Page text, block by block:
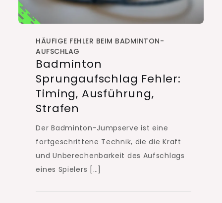
HÄUFIGE FEHLER BEIM BADMINTON-
AUFSCHLAG
Badminton
Sprungaufschlag Fehler:
Timing, Ausführung,
Strafen
Der Badminton-Jumpserve ist eine
fortgeschrittene Technik, die die Kraft
und Unberechenbarkeit des Aufschlags
eines Spielers […]